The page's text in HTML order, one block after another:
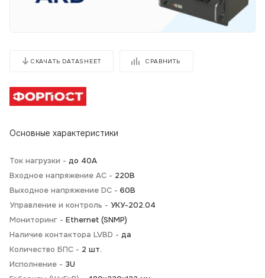
СКАЧАТЬ DATASHEET СРАВНИТЬ
Основные характеристики
Ток нагрузки - до 40А
Входное напряжение AC - 220В
Выходное напряжение DC - 60В
Управление и контроль - УКУ-202.04
Мониторинг - Ethernet (SNMP)
Наличие контактора LVBD - да
Количество БПС - 2 шт.
Исполнение - 3U